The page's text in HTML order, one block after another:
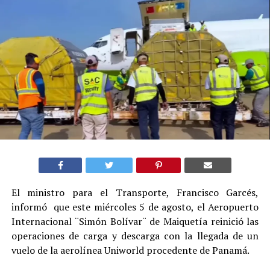
El ministro para el Transporte, Francisco Garcés,
informó que este miércoles 5 de agosto, el Aeropuerto
Internacional ¨Simón Bolívar¨ de Maiquetía reinició las
operaciones de carga y descarga con la llegada de un
vuelo de la aerolínea Uniworld procedente de Panamá.